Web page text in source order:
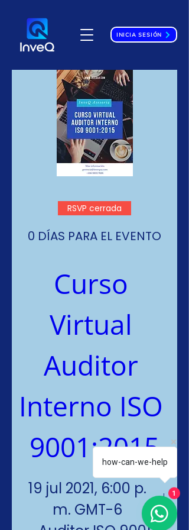
INICIA SESIÓN
RSVP cerrada
0 DÍAS PARA EL EVENTO
Curso
Virtual
Auditor
Interno ISO
9001:2015
19 jul 2021, 6:00 p.
m. GMT-6
how-can-we-help
1